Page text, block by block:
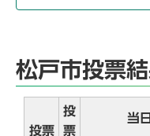
か
松戸市投票
投票
投
票
当